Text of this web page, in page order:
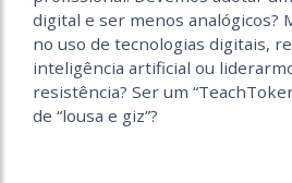
digital e ser menos analógicos?
no uso de tecnologias digitais,
inteligência artificial ou
resistência? Ser um
de “lousa e giz”?